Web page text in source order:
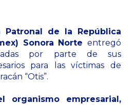
Patronal de la República
Sonora Norte entregó
por parte de sus
para las víctimas de
“Otis”.
organismo empresarial,